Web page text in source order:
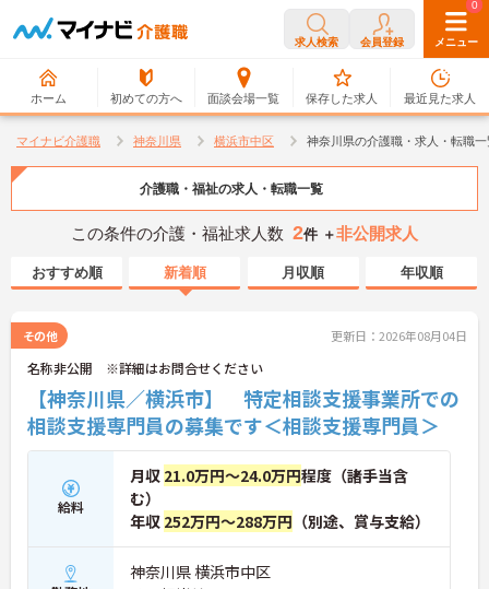
求人検索 会員登録 メニュー
ホーム 初めての方へ 面談会場一覧
0
保存した求人
0
最近見た求人
マイナビ介護職 神奈川県 横浜市中区 神奈川県の介護職・求人・転職一
介護職・福祉の求人・転職一覧
この条件の介護・福祉求人数 2件 ＋非公開求人
おすすめ順 新着順 月収順 年収順
その他 更新日：2026年08月04日
名称非公開 ※詳細はお問合せください
【神奈川県／横浜市】 特定相談支援事業所での
相談支援専門員の募集です＜相談支援専門員＞
給料
月収 21.0万円～24.0万円程度（諸手当含
む）
年収 252万円～288万円 （別途、賞与支給）
神奈川県 横浜市中区